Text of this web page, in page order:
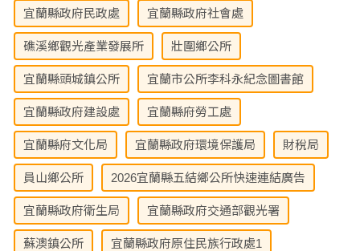
宜蘭縣政府民政處 宜蘭縣政府社會處
礁溪鄉觀光產業發展所 壯圍鄉公所
宜蘭縣頭城鎮公所 宜蘭市公所李科永紀念圖書館
宜蘭縣政府建設處 宜蘭縣府勞工處
宜蘭縣府文化局 宜蘭縣政府環境保護局 財稅局
員山鄉公所 2026宜蘭縣五結鄉公所快速連結廣告
宜蘭縣政府衛生局 宜蘭縣政府交通部觀光署
蘇澳鎮公所 宜蘭縣政府原住民族行政處1